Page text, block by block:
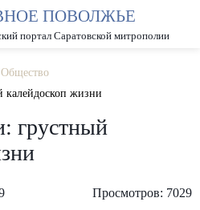
ШРИФТА А А
ПОВОЛЖЬЕ
портал Саратовской митрополии
Общество
жизни
грустный
Просмотров: 7029